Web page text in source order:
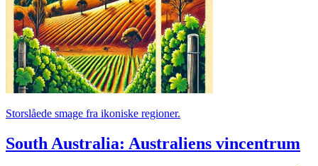
Storslåede smage fra ikoniske regioner.
South Australia: Australiens vincentrum